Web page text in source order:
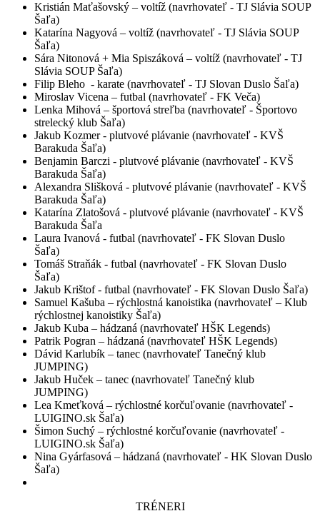
Kristián Maťašovský – voltíž (navrhovateľ - TJ Slávia SOUP
Šaľa)
Katarína Nagyová – voltíž (navrhovateľ - TJ Slávia SOUP
Šaľa)
Sára Nitonová + Mia Spiszáková – voltíž (navrhovateľ - TJ
Slávia SOUP Šaľa)
Filip Bleho - karate (navrhovateľ - TJ Slovan Duslo Šaľa)
Miroslav Vicena – futbal (navrhovateľ - FK Veča)
Lenka Mihová – športová streľba (navrhovateľ - Športovo
strelecký klub Šaľa)
Jakub Kozmer - plutvové plávanie (navrhovateľ - KVŠ
Barakuda Šaľa)
Benjamin Barczi - plutvové plávanie (navrhovateľ - KVŠ
Barakuda Šaľa)
Alexandra Slišková - plutvové plávanie (navrhovateľ - KVŠ
Barakuda Šaľa)
Katarína Zlatošová - plutvové plávanie (navrhovateľ - KVŠ
Barakuda Šaľa
Laura Ivanová - futbal (navrhovateľ - FK Slovan Duslo
Šaľa)
Tomáš Straňák - futbal (navrhovateľ - FK Slovan Duslo
Šaľa)
Jakub Krištof - futbal (navrhovateľ - FK Slovan Duslo Šaľa)
Samuel Kašuba – rýchlostná kanoistika (navrhovateľ – Klub
rýchlostnej kanoistiky Šaľa)
Jakub Kuba – hádzaná (navrhovateľ HŠK Legends)
Patrik Pogran – hádzaná (navrhovateľ HŠK Legends)
Dávid Karlubík – tanec (navrhovateľ Tanečný klub
JUMPING)
Jakub Huček – tanec (navrhovateľ Tanečný klub
JUMPING)
Lea Kmeťková – rýchlostné korčuľovanie (navrhovateľ -
LUIGINO.sk Šaľa)
Šimon Suchý – rýchlostné korčuľovanie (navrhovateľ -
LUIGINO.sk Šaľa)
Nina Gyárfasová – hádzaná (navrhovateľ - HK Slovan Duslo
Šaľa)
TRÉNERI